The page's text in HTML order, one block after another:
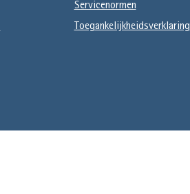
Servicenormen
Toegankelijkheidsverklaring